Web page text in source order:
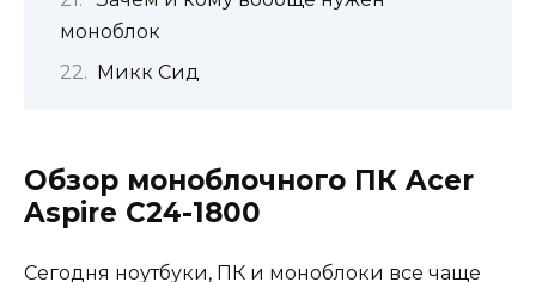
моноблок
Микк Сид
Обзор моноблочного ПК Acer
Aspire C24-1800
Сегодня ноутбуки, ПК и моноблоки все чаще